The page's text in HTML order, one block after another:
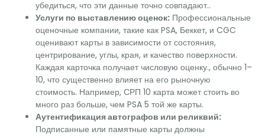
убедиться, что эти данные точно совпадают..
Услуги по выставлению оценок: Профессиональные
оценочные компании, такие как PSA, Беккет, и CGC
оценивают карты в зависимости от состояния,
центрирование, углы, края, и качество поверхности.
Каждая карточка получает числовую оценку., обычно 1–
10, что существенно влияет на его рыночную
стоимость. Например, СРП 10 карта может стоить во
много раз больше, чем PSA 5 той же карты.
Аутентификация автографов или реликвий:
Подписанные или памятные карты должны